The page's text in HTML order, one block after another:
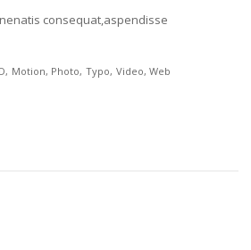
consequat,aspendisse
Motion Photo Typo Video Web